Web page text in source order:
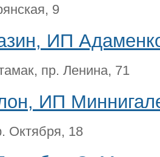
9
ИП
пр. Ленина, 71
ИП
Октября, 18